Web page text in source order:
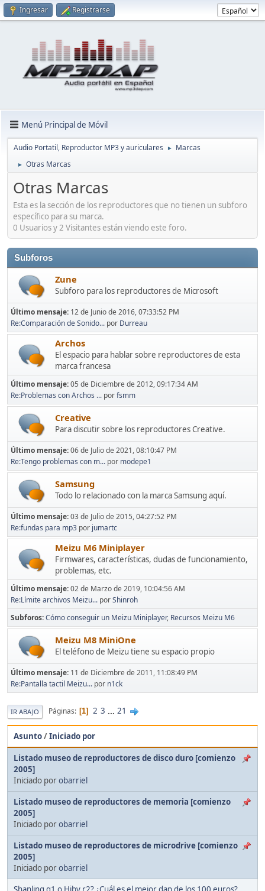
Ingresar Registrarse
Menú Principal de Móvil
Audio Portatil, Reproductor MP3 y auriculares ► Marcas
► Otras Marcas
Otras Marcas
Esta es la sección de los reproductores que no tienen un subforo
específico para su marca.
0 Usuarios y 2 Visitantes están viendo este foro.
Subforos
Zune
Subforo para los reproductores de Microsoft
Último mensaje: 12 de Junio de 2016, 07:33:52 PM
Re:Comparación de Sonido... por Durreau
Archos
El espacio para hablar sobre reproductores de esta
marca francesa
Último mensaje:05 de Diciembre de 2012, 09:17:34 AM
Re:Problemas con Archos ... porfsmm
Creative
Para discutir sobre los reproductores Creative.
Último mensaje:06 de Julio de 2021, 08:10:47 PM
Re:Tengo problemas con m... por modepe1
Samsung
Todo lo relacionado con la marca Samsung aquí.
Último mensaje:03 de Julio de 2015, 04:27:52 PM
Re:fundas para mp3 por jumartc
Meizu M6 Miniplayer
Firmwares, características, dudas de funcionamiento,
problemas, etc.
Último mensaje:02 de Marzo de 2019, 10:04:56 AM
Re:Límite archivos Meizu... porShinroh
Subforos Cómo conseguir un Meizu Miniplayer Recursos Meizu M6
Meizu M8 MiniOne
El teléfono de Meizu tiene su espacio propio
Último mensaje: 11 de Diciembre de 2011, 11:08:49 PM
Re:Pantalla tactil Meizu... por n1ck
IR ABAJO Páginas 1 2 3 ... 21
Asunto/Iniciado por
Listado museo de reproductores de disco duro [comienzo
2005]
Iniciado porobarriel
Listado museo de reproductores de memoria [comienzo
2005]
Iniciado porobarriel
Listado museo de reproductores de microdrive [comienzo
2005]
Iniciado porobarriel